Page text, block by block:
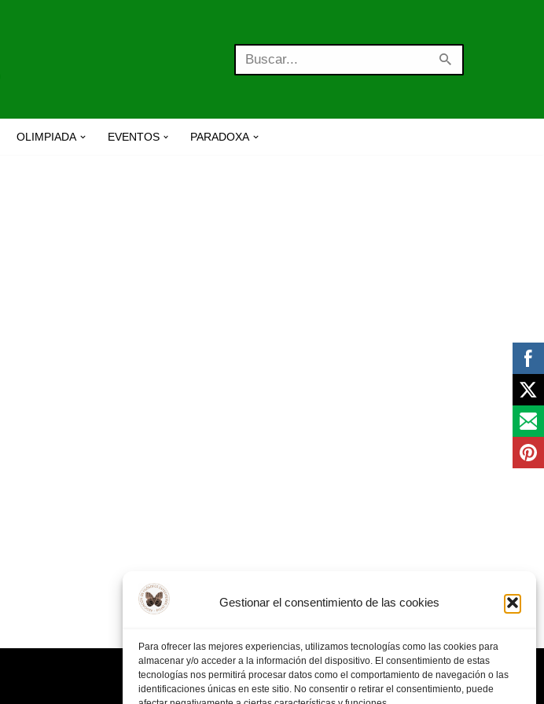
Gestionar el consentimiento de las cookies
Para ofrecer las mejores experiencias, utilizamos tecnologías como las cookies para
almacenar y/o acceder a la información del dispositivo. El consentimiento de estas
tecnologías nos permitirá procesar datos como el comportamiento de navegación o las
identificaciones únicas en este sitio. No consentir o retirar el consentimiento, puede
OLIMPIADA EVENTOS PARADOXA